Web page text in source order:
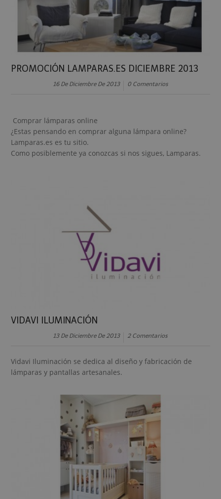
PROMOCIÓN LAMPARAS.ES DICIEMBRE 2013
16 De Diciembre De 2013 0 Comentarios
Comprar lámparas online
¿Estas pensando en comprar alguna lámpara online?
Lamparas.es es tu sitio.
Como posiblemente ya conozcas si nos sigues, Lamparas.
VIDAVI ILUMINACIÓN
13 De Diciembre De 2013 2 Comentarios
Vidavi Iluminación se dedica al diseño y fabricación de
lámparas y pantallas artesanales.